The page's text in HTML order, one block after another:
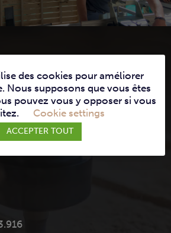
des cookies pour améliorer
Nous supposons que vous êtes
pouvez vous y opposer si vous
Cookie settings
ACCEPTER TOUT